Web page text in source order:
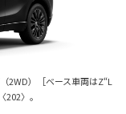
）［ベース車両はZ“L
〉。